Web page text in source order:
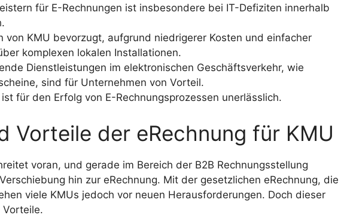
für E-Rechnungen ist insbesondere bei IT-Defiziten innerhalb
von KMU bevorzugt, aufgrund niedrigerer Kosten und einfacher
komplexen lokalen Installationen.
Dienstleistungen im elektronischen Geschäftsverkehr, wie
sind für Unternehmen von Vorteil.
für den Erfolg von E-Rechnungsprozessen unerlässlich.
Vorteile der eRechnung für KMU
voran, und gerade im Bereich der B2B Rechnungsstellung
hin zur eRechnung. Mit der gesetzlichen eRechnung, die
viele KMUs jedoch vor neuen Herausforderungen. Doch dieser